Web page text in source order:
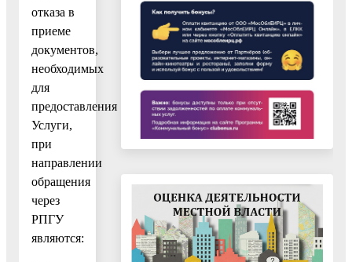
отказа в
приеме
документов,
необходимых
для
предоставления
Услуги,
при
направлении
обращения
через
РПГУ
являются: